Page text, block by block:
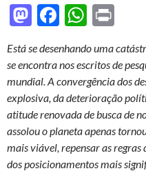
M
to
d
o
n
F
e
b
o
o
k
W
at
s
A
p
p
nt
Está se desenhando uma
se encontra nos escritos de
mundial. A convergência dos
explosiva, da deterioração
atitude renovada de busca de
assolou o planeta apenas
mais viável, repensar as
dos posicionamentos mais